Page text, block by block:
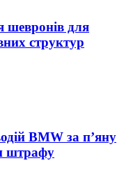
шевронів для
структур
BMW за п’яну
штрафу